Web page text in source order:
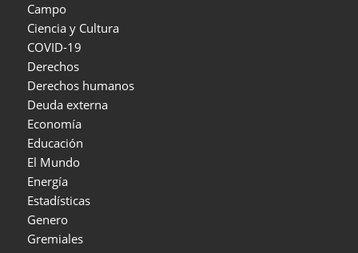
Campo
Ciencia y Cultura
COVID-19
Derechos
Derechos humanos
Deuda externa
Economía
Educación
El Mundo
Energía
Estadísticas
Genero
Gremiales